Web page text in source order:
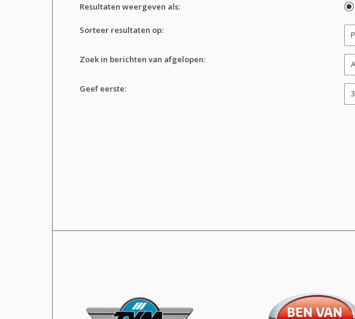
Resultaten weergeven als:
Sorteer resultaten op:
Zoek in berichten van afgelopen:
Geef eerste: